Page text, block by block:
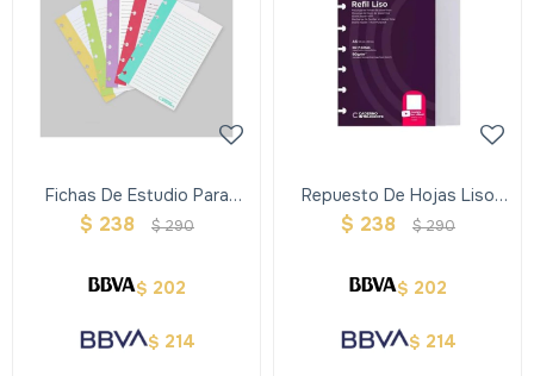
Fichas De Estudio Para
Cuaderno Inteligente
$ 238 $290
$ 202
$ 214
Repuesto De Hojas Liso
Para Cuaderno Inteligente
$ 238 $290
$ 202
$ 214